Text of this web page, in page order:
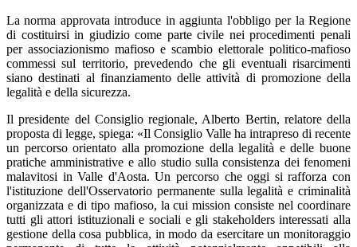
La norma approvata introduce in aggiunta l'obbligo per la Regione
di costituirsi in giudizio come parte civile nei procedimenti penali
per associazionismo mafioso e scambio elettorale politico-mafioso
commessi sul territorio, prevedendo che gli eventuali risarcimenti
siano destinati al finanziamento delle attività di promozione della
legalità e della sicurezza.
Il presidente del Consiglio regionale, Alberto Bertin, relatore della
proposta di legge, spiega: «Il Consiglio Valle ha intrapreso di recente
un percorso orientato alla promozione della legalità e delle buone
pratiche amministrative e allo studio sulla consistenza dei fenomeni
malavitosi in Valle d'Aosta. Un percorso che oggi si rafforza con
l'istituzione dell'Osservatorio permanente sulla legalità e criminalità
organizzata e di tipo mafioso, la cui mission consiste nel coordinare
tutti gli attori istituzionali e sociali e gli stakeholders interessati alla
gestione della cosa pubblica, in modo da esercitare un monitoraggio